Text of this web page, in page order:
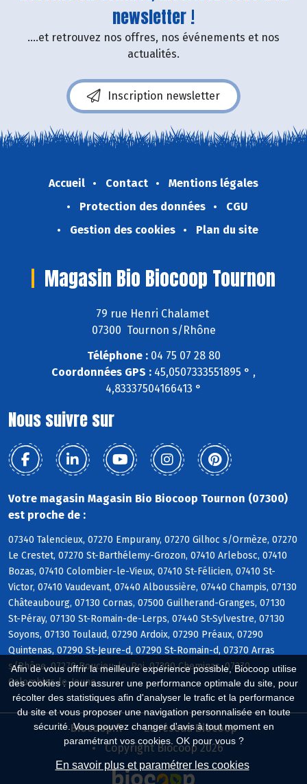
Afin de vous offrir la meilleure expérience possible, Biocoop utilise
des cookies : pour assurer une performance optimale du site, pour
récolter des statistiques afin d'analyser le trafic et la performance
du site et vous proposer une navigation personnalisée en toute
sécurité. Vous pouvez changer d'avis à tout moment en
paramétrant vos cookies. OK pour vous ?
En savoir plus et paramétrer les cookies
newsletter !
....et retrouvez nos offres, nos événements et nos
actualités.
Inscription newsletter
Accueil Contact
Mentions légales
Protection des données
CGU
Gestion des cookies
Plan du site
Magasin Bio Biocoop Tournon
79 rue Henri Chalamet
07300 Tournon s/Rhône
Téléphone :04 75 07 28 80
Coordonnées GPS : 45,0507333551895 ° ,
4,83337504166413 °
Nous suivre sur
Votre magasin Magasin Bio Biocoop Tournon (07300)
est proche de :
07340 Talencieux, 07270 Empurany, 07270 Gilhoc s/Ormèze, 07270
Le Crestet, 07270 St-Barthélemy-Grozon, 07410 Arlebosc, 07410
Bozas, 07410 Colombier-le-Vieux, 07410 St-Félicien, 07410 St-
Victor, 07410 Vaudevant, 07440 Alboussière, 07440 Champis, 07130
Châteaubourg, 07130 Cornas, 07500 Guilherand-Granges, 07130
St-Péray, 07130 St-Romain-de-Lerps, 07440 St-Sylvestre, 07130
Soyons, 07130 Toulaud, 07290 Ardoix, 07290 Préaux, 07290
Quintenas, 07290 St-Jeure-d, 07290 St-Romain-d, 07370 Arras
s/Rhône, 07270 Boucieu-le-Roi, 07300 Cheminas, 07270
Colombier-le-Jeune
Biocoop.fr
Le réseau Biocoop
Copyright Biocoop 2026